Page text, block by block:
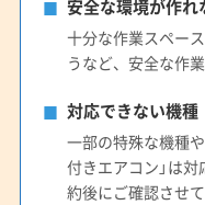
安全な環境が作れ
十分な作業スペー
うなど、安全な作
対応できない機種
一部の特殊な機種
付きエアコン」は
約後にご確認させ